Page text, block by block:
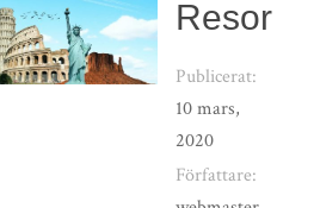
Resor
Publicerat:
10 mars,
2020
Författare: